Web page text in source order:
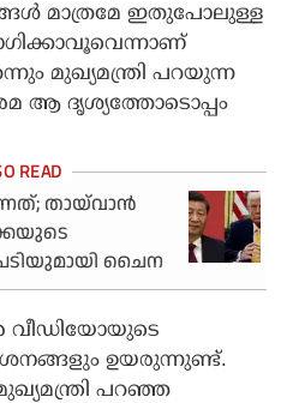
മാത്രമേ ഇതുപോലുള്ള
മുഖ്യമന്ത്രി പറയുന്ന
ആ ദൃശ്യത്തോടൊപ്പം
തായ്‌വാന്‍
ചൈന
വീഡിയോയുടെ
ഉയരുന്നുണ്ട്.
പറഞ്ഞ